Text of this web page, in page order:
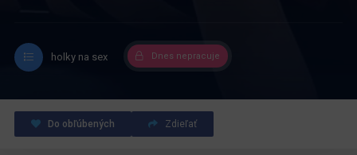
holky na sex Dnes nepracuje
Do obľúbených Zdieľať